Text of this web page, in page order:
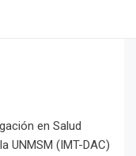
en Salud
UNMSM (IMT-DAC)